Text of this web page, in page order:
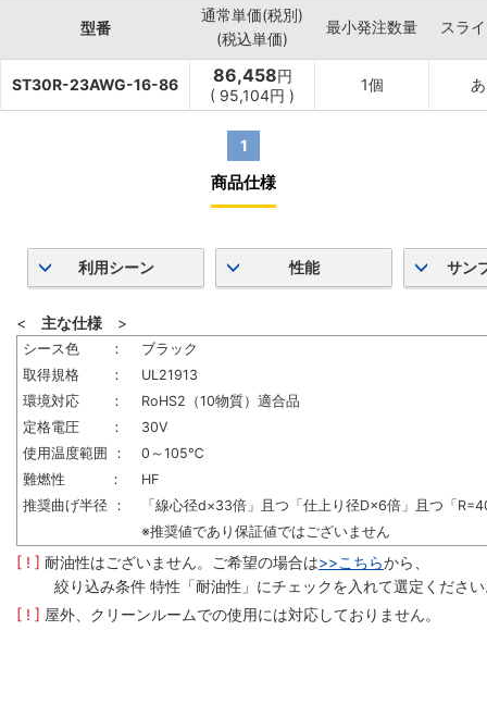
型番
通常単価(税別)
(税込単価)
最小発注数量 スラ
ST30R-23AWG-16-86 86,458円
( 95,104円 )
1個
1
商品仕様
利用シーン 性能 サン
< 主な仕様 >
シース色 ：
ブラック
取得規格 ：
UL21913
環境対応 ：
RoHS2（10物質）適合品
定格電圧 ：
30V
使用温度範囲 ：
0～105℃
難燃性 ：
HF
推奨曲げ半径 ：
「線心径d×33倍」且つ「仕上り径D×6倍」且つ「
※推奨値であり保証値ではございません
[ ! ] 耐油性はございません。ご希望の場合は>>こちらから、
絞り込み条件 特性「耐油性」にチェックを入れて選定くださ
[ ! ] 屋外、クリーンルームでの使用には対応しておりません。